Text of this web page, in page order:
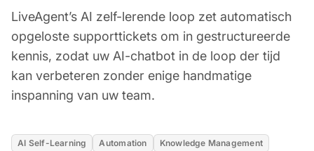
LiveAgent’s AI zelf-lerende loop zet automatisch
opgeloste supporttickets om in gestructureerde
kennis, zodat uw AI-chatbot in de loop der tijd
kan verbeteren zonder enige handmatige
inspanning van uw team.
AI Self-Learning Automation
Knowledge Management